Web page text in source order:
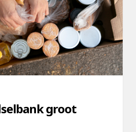
groot